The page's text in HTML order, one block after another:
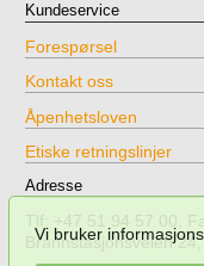
Vi bruker
Kundeservice
Forespørsel
Kontakt oss
Åpenhetsloven
Etiske retningslinjer
Adresse
Tlf: +47 51 94 57 00,
Brannstasjonsveien